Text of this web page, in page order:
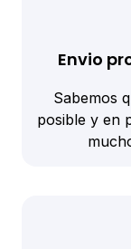
Envio
Sabemos
posible y en